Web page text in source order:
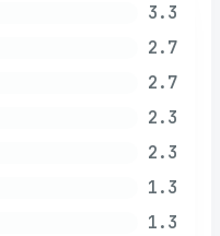
3.3
2.7
2.7
2.3
2.3
1.3
1.3